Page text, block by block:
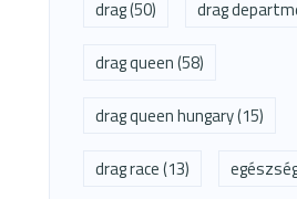
drag(50) drag
drag queen(58)
drag queen hungary(15)
drag race(13)